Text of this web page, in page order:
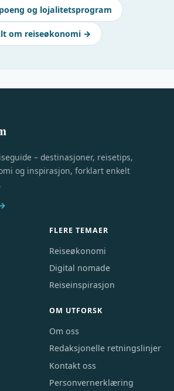
og lojalitetsprogram
om reiseøkonomi →
– destinasjoner, reisetips,
og inspirasjon, forklart enkelt
FLERE TEMAER
Reiseøkonomi
Digital nomade
Reiseinspirasjon
OM UTFORSK
Om oss
Redaksjonelle retningslinjer
Kontakt oss
Personvernerklæring